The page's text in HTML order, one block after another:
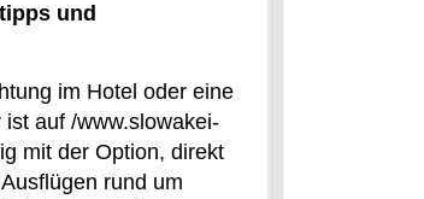
und
im Hotel oder eine
auf /www.slowakei-
mit der Option, direkt
rund um